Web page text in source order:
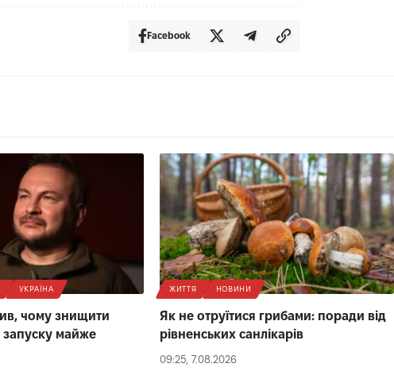
Facebook
УКРАЇНА
чому знищити
запуску майже
ЖИТТЯ НОВИНИ
Як не отруїтися грибами: поради від
рівненських санлікарів
09:25, 7.08.2026